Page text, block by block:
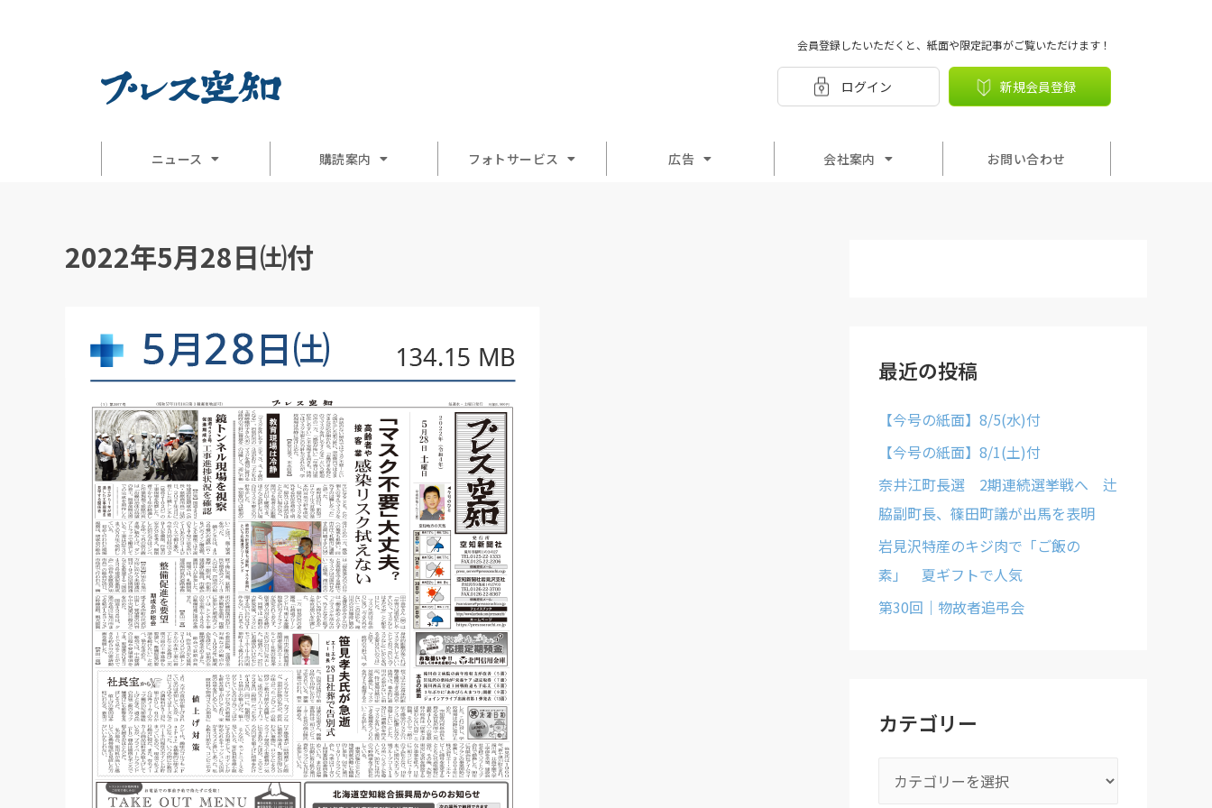
会員登録したいただくと、紙面や限定記事がご覧いただけます！
ログイン 新規会員登録
ニュース 購読案内 フォトサービス 広告 会社案内 お問い合わせ
2022年5月28日㈯付
最近の投稿
【今号の紙面】8/5(水)付
【今号の紙面】8/1(土)付
奈井江町長選 2期連続選挙戦へ 辻
脇副町長、篠田町議が出馬を表明
岩見沢特産のキジ肉で「ご飯の
素」 夏ギフトで人気
第30回｜物故者追弔会
カテゴリー